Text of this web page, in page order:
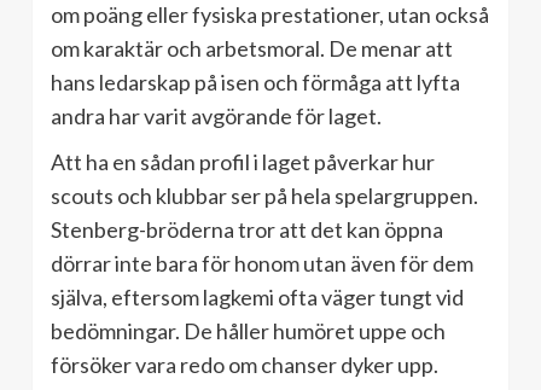
om poäng eller fysiska prestationer, utan också
om karaktär och arbetsmoral. De menar att
hans ledarskap på isen och förmåga att lyfta
andra har varit avgörande för laget.
Att ha en sådan profil i laget påverkar hur
scouts och klubbar ser på hela spelargruppen.
Stenberg-bröderna tror att det kan öppna
dörrar inte bara för honom utan även för dem
själva, eftersom lagkemi ofta väger tungt vid
bedömningar. De håller humöret uppe och
försöker vara redo om chanser dyker upp.